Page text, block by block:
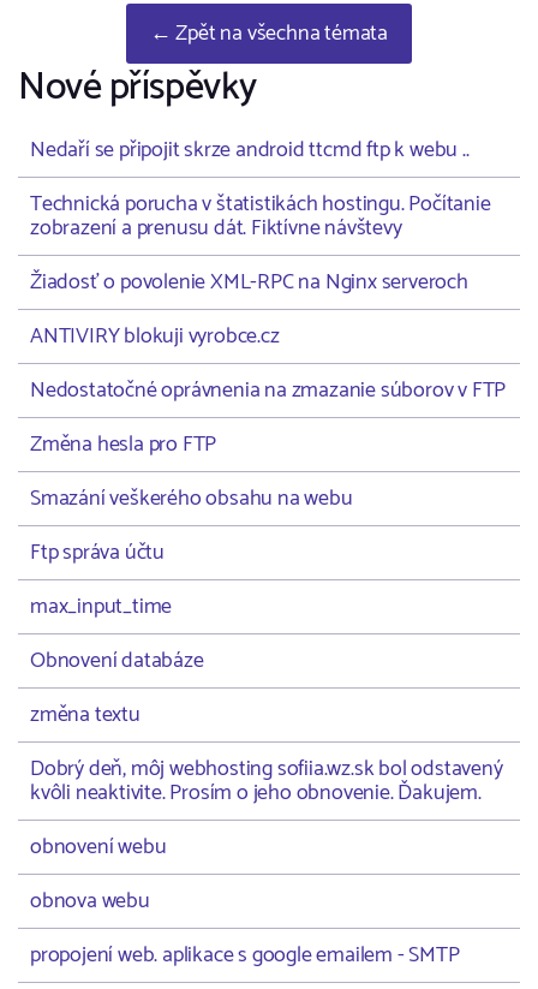
← Zpět na všechna témata
Nové příspěvky
Nedaří se připojit skrze android ttcmd ftp k webu ..
Technická porucha v štatistikách hostingu. Počítanie
zobrazení a prenusu dát. Fiktívne návštevy
Žiadosť o povolenie XML-RPC na Nginx serveroch
ANTIVIRY blokuji vyrobce.cz
Nedostatočné oprávnenia na zmazanie súborov v FTP
Změna hesla pro FTP
Smazání veškerého obsahu na webu
Ftp správa účtu
max_input_time
Obnovení databáze
změna textu
Dobrý deň, môj webhosting sofiia.wz.sk bol odstavený
kvôli neaktivite. Prosím o jeho obnovenie. Ďakujem.
obnovení webu
obnova webu
propojení web. aplikace s google emailem - SMTP